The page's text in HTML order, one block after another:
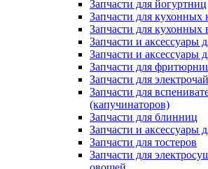
Запчасти для йогуртниц
Запчасти для
Запчасти для кухонных
Запчасти и аксессуары
Запчасти и аксессуары
Запчасти для
Запчасти для
Запчасти для
(капучинаторов)
Запчасти для блинниц
Запчасти и аксессуары
Запчасти для тостеров
Запчасти для